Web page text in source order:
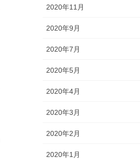
2020年11月
2020年9月
2020年7月
2020年5月
2020年4月
2020年3月
2020年2月
2020年1月